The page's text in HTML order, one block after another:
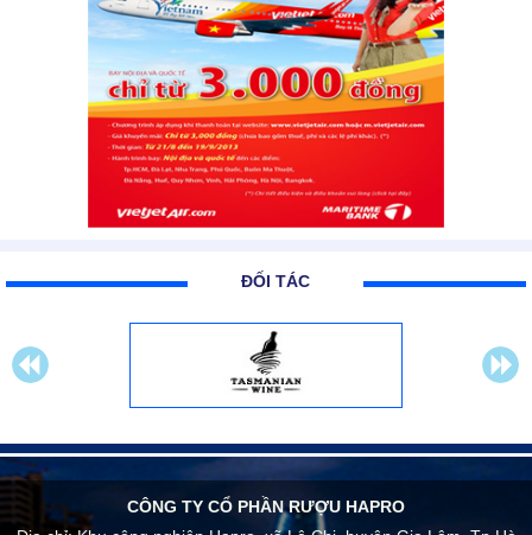
ĐỐI TÁC
CÔNG TY CỔ PHẦN RƯỢU HAPRO